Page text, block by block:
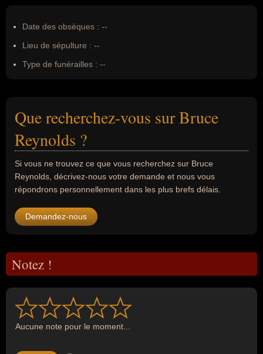
Date des obsèques : --
Lieu de sépulture : --
Type de funérailles : --
Que recherchez-vous sur Bruce
Reynolds ?
Si vous ne trouvez ce que vous recherchez sur Bruce
Reynolds, décrivez-nous votre demande et nous vous
répondrons personnellement dans les plus brefs délais.
Demandez-nous
Notez !
Aucune note pour le moment...